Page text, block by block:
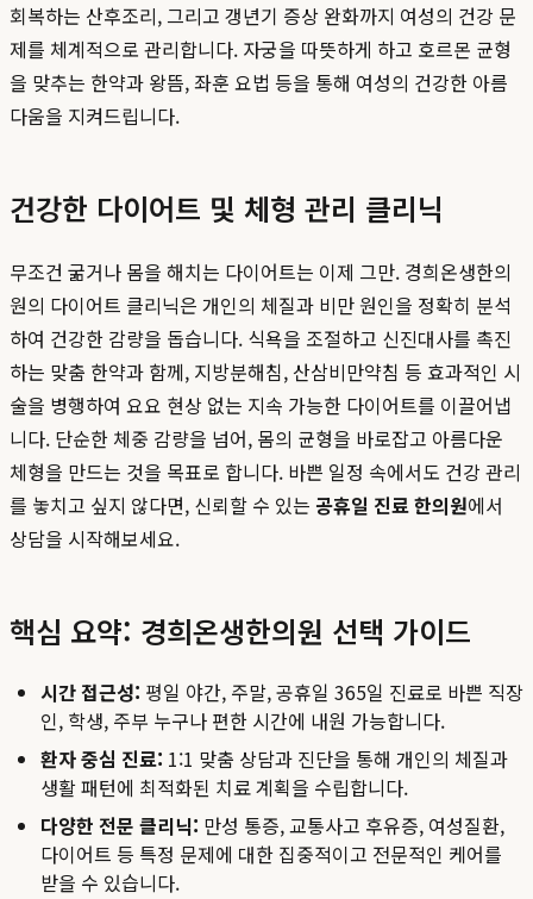
회복하는 산후조리, 그리고 갱년기 증상 완화까지 여성의 건강 문
제를 체계적으로 관리합니다. 자궁을 따뜻하게 하고 호르몬 균형
을 맞추는 한약과 왕뜸, 좌훈 요법 등을 통해 여성의 건강한 아름
다움을 지켜드립니다.
건강한 다이어트 및 체형 관리 클리닉
무조건 굶거나 몸을 해치는 다이어트는 이제 그만. 경희온생한의
원의 다이어트 클리닉은 개인의 체질과 비만 원인을 정확히 분석
하여 건강한 감량을 돕습니다. 식욕을 조절하고 신진대사를 촉진
하는 맞춤 한약과 함께, 지방분해침, 산삼비만약침 등 효과적인 시
술을 병행하여 요요 현상 없는 지속 가능한 다이어트를 이끌어냅
니다. 단순한 체중 감량을 넘어, 몸의 균형을 바로잡고 아름다운
체형을 만드는 것을 목표로 합니다. 바쁜 일정 속에서도 건강 관리
를 놓치고 싶지 않다면, 신뢰할 수 있는 공휴일 진료 한의원에서
상담을 시작해보세요.
핵심 요약: 경희온생한의원 선택 가이드
시간 접근성: 평일 야간, 주말, 공휴일 365일 진료로 바쁜 직장
인, 학생, 주부 누구나 편한 시간에 내원 가능합니다.
환자 중심 진료: 1:1 맞춤 상담과 진단을 통해 개인의 체질과
생활 패턴에 최적화된 치료 계획을 수립합니다.
다양한 전문 클리닉: 만성 통증, 교통사고 후유증, 여성질환,
다이어트 등 특정 문제에 대한 집중적이고 전문적인 케어를
받을 수 있습니다.